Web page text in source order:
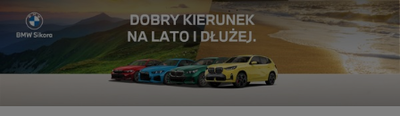
Przejdź
treści